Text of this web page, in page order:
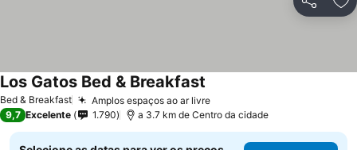
Partilhar
Bed & Breakfast Amplos espaços ao ar livreVer preços
Los Gatos Bed & Breakfast
9,7 Excelente 1.790 a 3.7 km de Centro da cidade